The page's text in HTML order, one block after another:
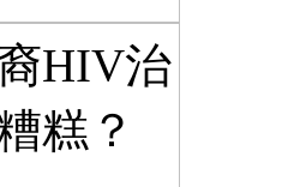
HIV治
糕？